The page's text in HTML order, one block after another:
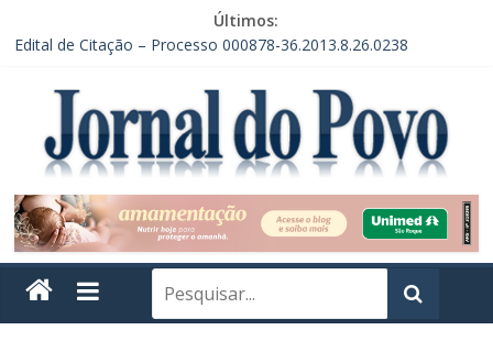
Últimos:
Edital de Citação – Processo 000878-36.2013.8.26.0238
Publicação
EDITAL DE CONVOCAÇÃO DE ASSEMBLEIA GERAL DE
FUNDAÇÃO – INSTITUTO VERDE HORIZONTE
CONVOCAÇÃO EM RECLAMAÇÃO POR DEPENDÊNCIA DE
ACORDO
EDITAL DE CITAÇÃO – PRAZO DE 30 DIAS. PROCESSO Nº
0004295-60.2014.8.26.0238